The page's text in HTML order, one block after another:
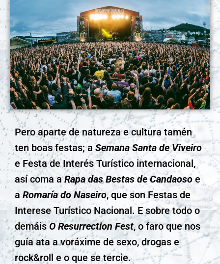
Pero aparte de natureza e cultura tamén
ten boas festas; aSemana Santa de Viveiro
e Festa de Interés Turístico internacional,
así coma aRapa das Bestas de Candaoso e
a Romaría do Naseiro, que son Festas de
Interese Turístico Nacional. E sobre todo o
demáisO Resurrection Fest, o faro que nos
guía ata a voráxime de sexo, drogas e
rock&roll e o que se tercie.